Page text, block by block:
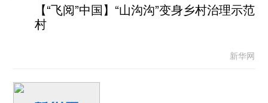
【“飞阅”中国】“山沟沟”变身乡村治理示范
村
新华网